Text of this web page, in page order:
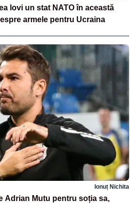
lovi un stat NATO în această
armele pentru Ucraina
Ionuț Nichita
Adrian Mutu pentru soția sa,